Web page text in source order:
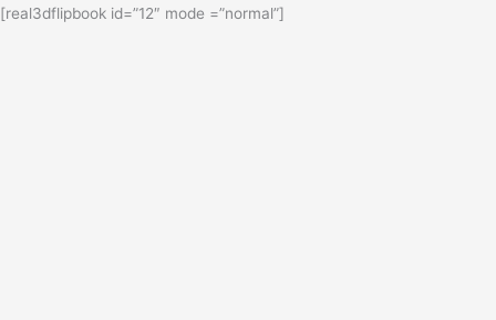
[real3dflipbook id=”12″ mode =”normal”]